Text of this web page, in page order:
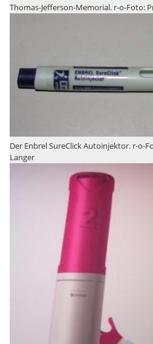
Thomas-Jefferson-Memorial. r-o-Foto:
Der Enbrel SureClick Autoinjektor. r-o-
Langer